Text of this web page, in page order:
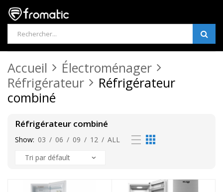
Products
search
Accueil
Électroménager
Réfrigérateur
Réfrigérateur
combiné
Réfrigérateur combiné
Show: 03 / 06 / 09 / 12 / ALL